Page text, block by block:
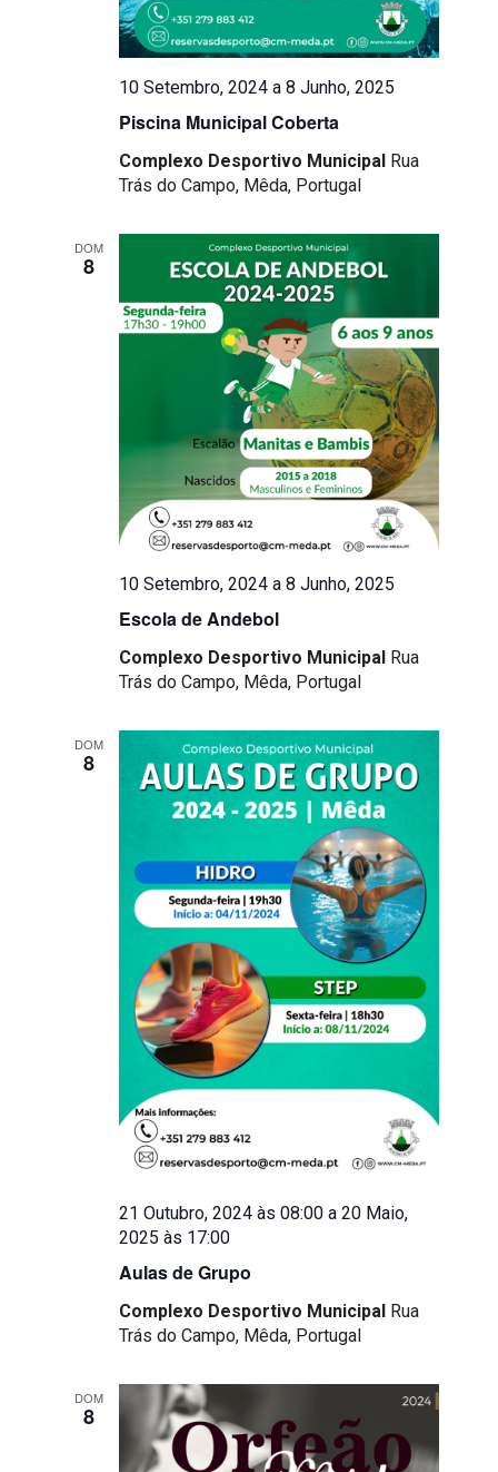
Piscina Municipal Coberta
10 Setembro, 2024 a8 Junho, 2025
Complexo Desportivo Municipal Rua
Trás do Campo, Mêda, Portugal
DOM
8
Escola de Andebol
10 Setembro, 2024 a8 Junho, 2025
Complexo Desportivo Municipal Rua
Trás do Campo, Mêda, Portugal
DOM
8
Aulas de Grupo
21 Outubro, 2024 às 08:00 a20 Maio,
2025 às 17:00
Complexo Desportivo Municipal Rua
Trás do Campo, Mêda, Portugal
DOM
8